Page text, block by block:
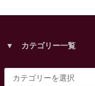
▼ カテゴリー一覧